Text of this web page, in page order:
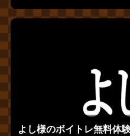
よし様のボイトレ無料体